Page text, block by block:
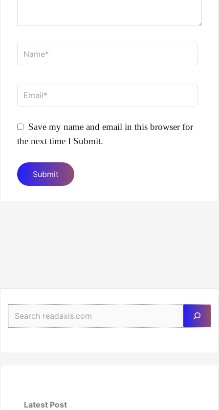
Name*
Email*
Save my name and email in this browser for
the next time I Submit.
Latest Post